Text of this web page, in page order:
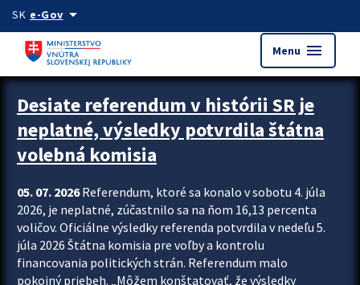
Preskocit na hlavný obsah
SK e-Govarrow_drop_down
Menu menu
Zastavit automatický posun upútavok
Desiate referendum v histórii SR je
neplatné, výsledky potvrdila štátna
volebná komisia
05. 07. 2026Referendum, ktoré sa konalo v sobotu 4. júla
2026, je neplatné, zúčastnilo sa na ňom 16,13 percenta
voličov. Oficiálne výsledky referenda potvrdila v nedeľu 5.
júla 2026 Štátna komisia pre voľby a kontrolu
financovania politických strán. Referendum malo
pokojný priebeh. „Môžem konštatovať, že výsledky